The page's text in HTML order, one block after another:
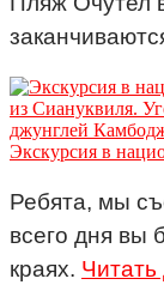
Экскурсия в
Ребята, мы
всего дня вы
краях.